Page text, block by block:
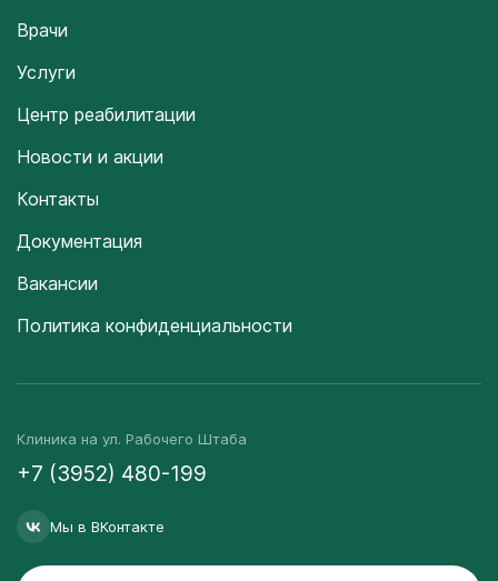
Врачи
Услуги
Центр реабилитации
Новости и акции
Контакты
Документация
Вакансии
Политика конфиденциальности
Клиника на ул. Рабочего Штаба
+7 (3952) 480-199
Мы в ВКонтакте